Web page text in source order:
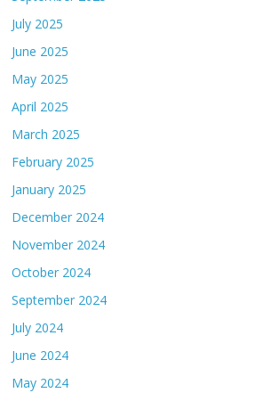
July 2025
June 2025
May 2025
April 2025
March 2025
February 2025
January 2025
December 2024
November 2024
October 2024
September 2024
July 2024
June 2024
May 2024